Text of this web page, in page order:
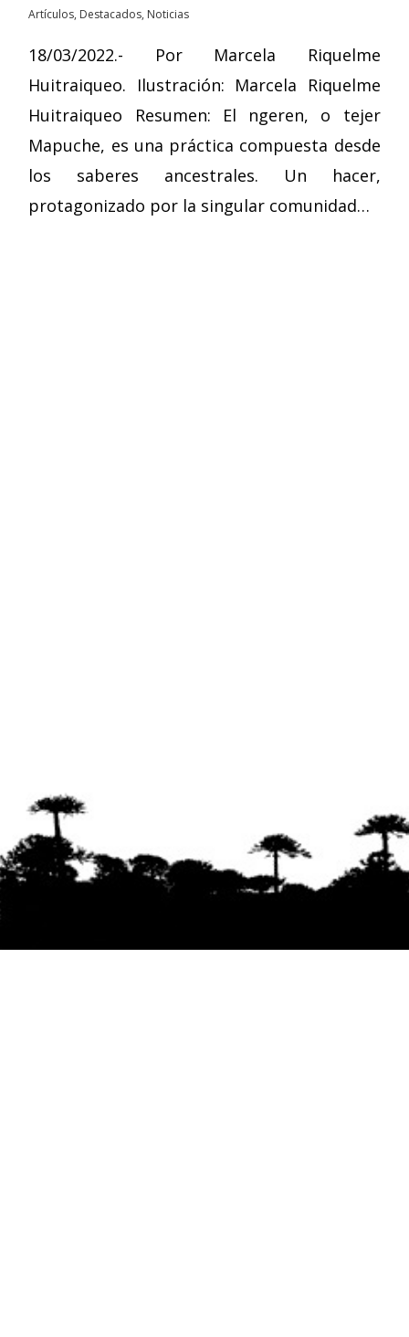
Artículos, Destacados, Noticias
18/03/2022.- Por Marcela Riquelme
Huitraiqueo. Ilustración: Marcela Riquelme
Huitraiqueo Resumen: El ngeren, o tejer
Mapuche, es una práctica compuesta desde
los saberes ancestrales. Un hacer,
protagonizado por la singular comunidad…